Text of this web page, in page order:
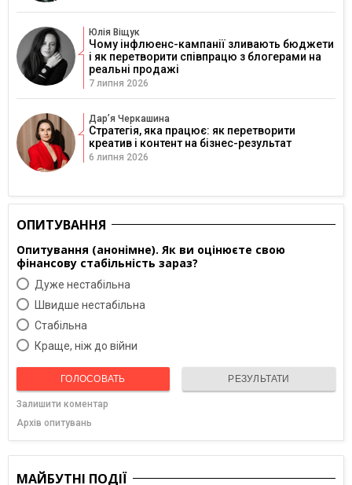
Юлія Віщук
Чому інфлюенс-кампанії зливають бюджети
і як перетворити співпрацю з блогерами на
реальні продажі
7 липня 2026
Дарʼя Черкашина
Стратегія, яка працює: як перетворити
креатив і контент на бізнес-результат
6 липня 2026
ОПИТУВАННЯ
Опитування (анонімне). Як ви оцінюєте свою
фінансову стабільність зараз?
Дуже нестабільна
Швидше нестабільна
Cтабільна
Краще, ніж до війни
ГОЛОСОВАТЬ РЕЗУЛЬТАТИ
Залишити коментар
Архів опитувань
МАЙБУТНІ ПОДІЇ